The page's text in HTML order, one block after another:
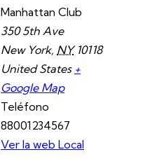
Manhattan Club
350 5th Ave
New York, NY 10118
United States +
Google Map
Teléfono
88001234567
Ver la web Local